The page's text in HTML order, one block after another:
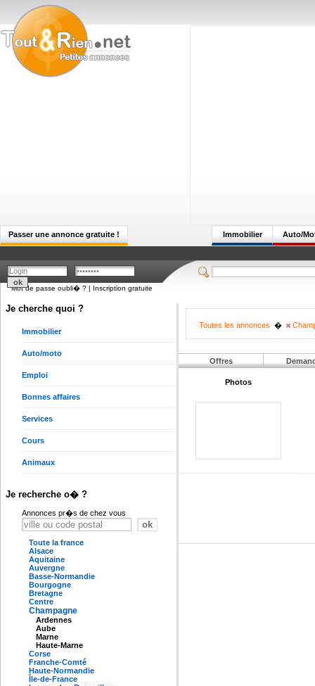
Passer une annonce gratuite ! Auto/
Immobilier
Mot de passe oubli� ? | Inscription gratuite
Je cherche quoi ?
Immobilier
Auto/moto
Emploi
Bonnes affaires
Services
Cours
Animaux
Je recherche o� ?
Annonces pr�s de chez vous
Toute la france
Alsace
Aquitaine
Auvergne
Basse-Normandie
Bourgogne
Bretagne
Centre
Champagne
Ardennes
Aube
Marne
Haute-Marne
Corse
Franche-Comté
Haute-Normandie
Île-de-France
Toutes les annonces �
Offres
Photos